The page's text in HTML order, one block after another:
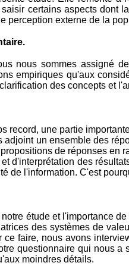
certains aspects dont
perception externe de la
nous sommes assigné
empiriques qu'aux
des concepts et
record, une partie
adjoint un ensemble des
de réponses en
d'interprétation des
de l'information. C'est
étude et l'importance
des systèmes de
ce faire, nous avons
questionnaire qui nous
moindres détails.